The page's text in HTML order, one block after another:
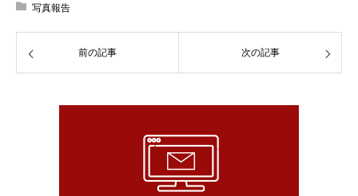
写真報告
前の記事 次の記事